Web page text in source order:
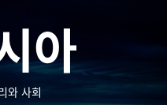
아
와 사회